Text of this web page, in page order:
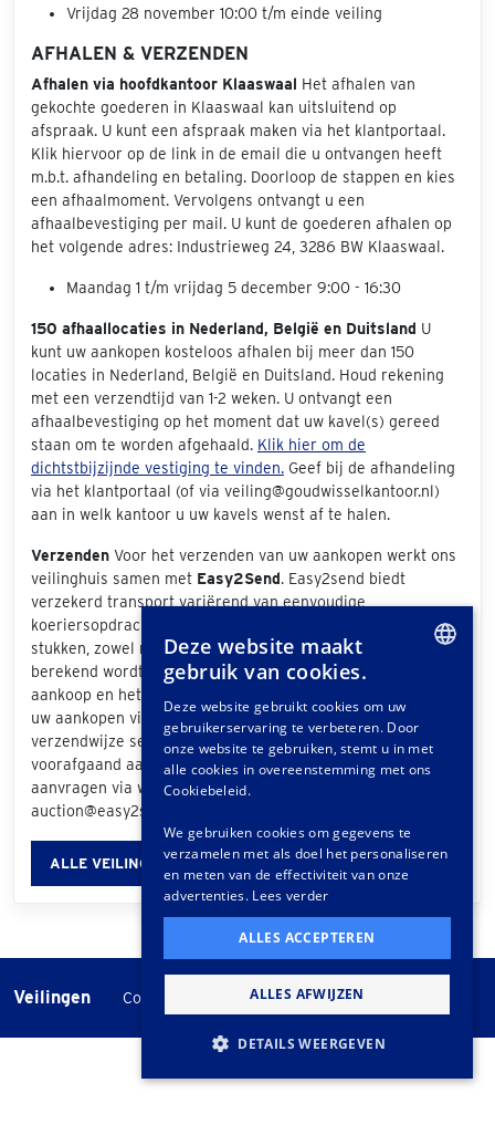
Vrijdag 28 november 10:00 t/m einde veiling
AFHALEN & VERZENDEN
Afhalen via hoofdkantoor Klaaswaal Het afhalen van
gekochte goederen in Klaaswaal kan uitsluitend op
afspraak. U kunt een afspraak maken via het klantportaal.
Klik hiervoor op de link in de email die u ontvangen heeft
m.b.t. afhandeling en betaling. Doorloop de stappen en kies
een afhaalmoment. Vervolgens ontvangt u een
afhaalbevestiging per mail. U kunt de goederen afhalen op
het volgende adres: Industrieweg 24, 3286 BW Klaaswaal.
Maandag 1 t/m vrijdag 5 december 9:00 - 16:30
150 afhaallocaties in Nederland, België en Duitsland U
kunt uw aankopen kosteloos afhalen bij meer dan 150
locaties in Nederland, België en Duitsland. Houd rekening
met een verzendtijd van 1-2 weken. U ontvangt een
afhaalbevestiging op het moment dat uw kavel(s) gereed
staan om te worden afgehaald. Klik hier om de
dichtstbijzijnde vestiging te vinden. Geef bij de afhandeling
via het klantportaal (of via veiling@goudwisselkantoor.nl)
aan in welk kantoor u uw kavels wenst af te halen.
Verzenden Voor het verzenden van uw aankopen werkt ons
veilinghuis samen met Easy2Send. Easy2send biedt
verzekerd transport variërend van eenvoudige
koeriersopdrachten tot het vervoeren van exclusieve
stukken, zowel nationaal als internationaal. De prijs die
berekend wordt is afhankelijk van de grootte van uw
aankoop en het bezorgadres. Als u bij de afhandeling van
uw aankopen via het klantportaal "Easy2Send" als
verzendwijze selecteert, ontvangt u een offerte. Ook
voorafgaand aan de veiling kunt u vrijblijvend een offerte
aanvragen via www.easy2send.nl/veilingen |
auction@easy2send.nl | Telefoon: (+31) 88 330 0999.
ALLE VEILINGINFORMATIE
Veilingen - Cookie instellingen Veilingvoorwaarden
GERMAN
FRENCH
Deze website maakt
gebruik van cookies.
Deze website gebruikt cookies om uw
gebruikerservaring te verbeteren. Door
onze website te gebruiken, stemt u in met
alle cookies in overeenstemming met ons
Cookiebeleid.
We gebruiken cookies om gegevens te
verzamelen met als doel het personaliseren
en meten van de effectiviteit van onze
advertenties. Lees verder
ALLES ACCEPTEREN
ALLES AFWIJZEN
DETAILS WEERGEVEN
STRIKT NOODZAKELIJK